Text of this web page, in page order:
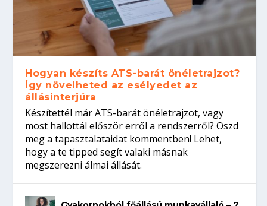
Hogyan készíts ATS-barát önéletrajzot?
Így növelheted az esélyedet az
állásinterjúra
Készítettél már ATS-barát önéletrajzot, vagy
most hallottál először erről a rendszerről? Oszd
meg a tapasztalataidat kommentben! Lehet,
hogy a te tipped segít valaki másnak
megszerezni álmai állását.